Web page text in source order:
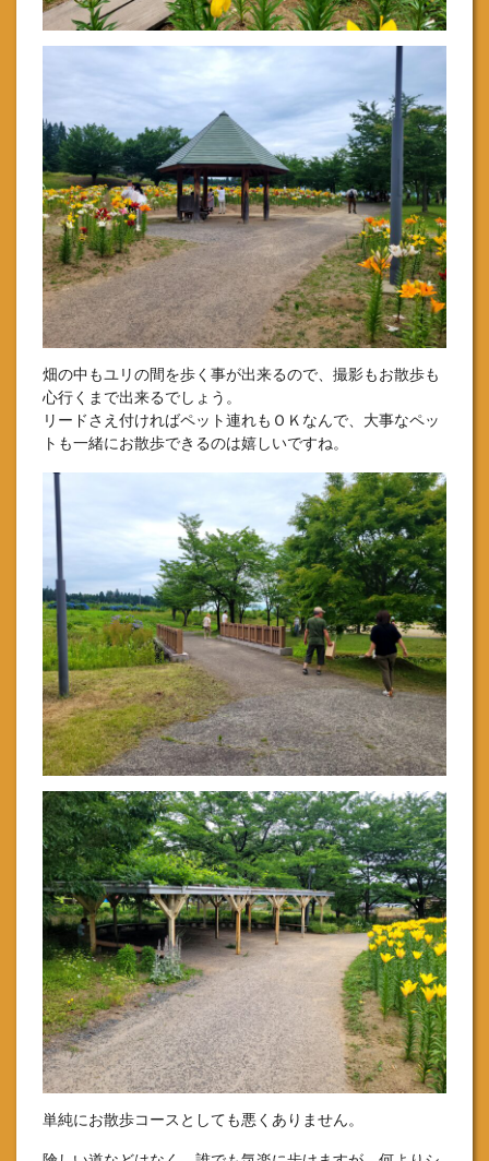
畑の中もユリの間を歩く事が出来るので、撮影もお散歩も
心行くまで出来るでしょう。
リードさえ付ければペット連れもＯＫなんで、大事なペッ
トも一緒にお散歩できるのは嬉しいですね。
単純にお散歩コースとしても悪くありません。